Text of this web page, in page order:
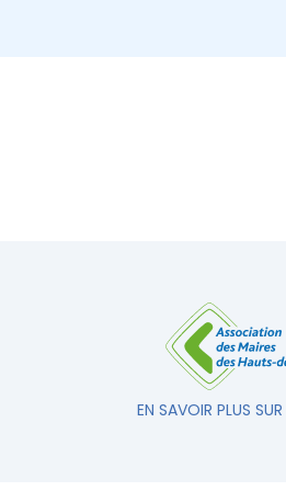
EN SAVOIR PLUS